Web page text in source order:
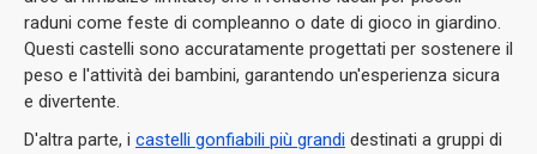
raduni come feste di compleanno o date di gioco in giardino.
Questi castelli sono accuratamente progettati per sostenere il
peso e l'attività dei bambini, garantendo un'esperienza sicura
e divertente.
D'altra parte, i castelli gonfiabili più grandi destinati a gruppi di